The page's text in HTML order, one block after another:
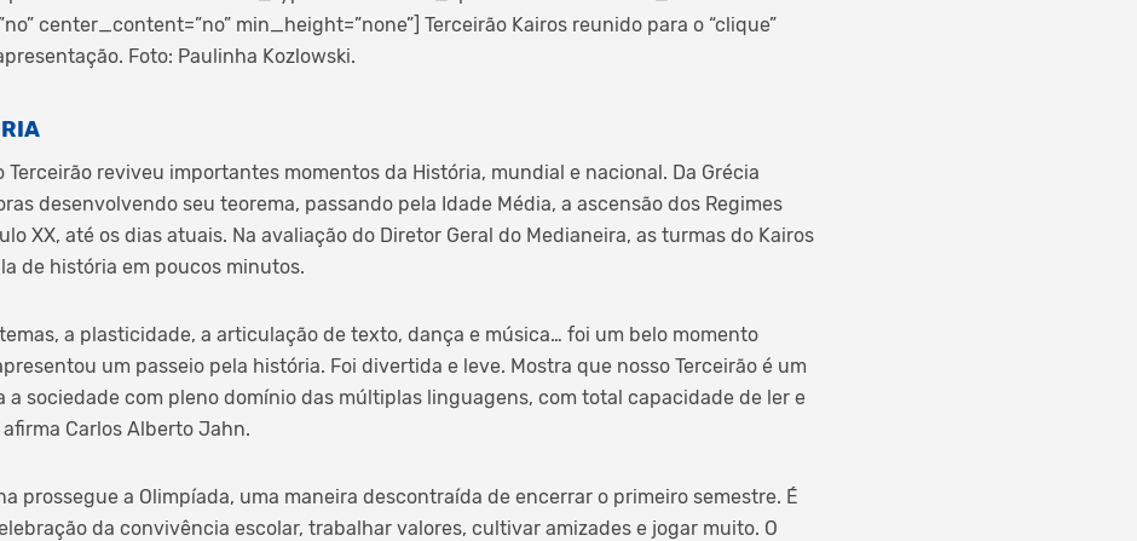
center_content=”no” min_height=”none”] Terceirão Kairos reunido para o “clique”
Foto: Paulinha Kozlowski.
Terceirão reviveu importantes momentos da História, mundial e nacional. Da Grécia
desenvolvendo seu teorema, passando pela Idade Média, a ascensão dos Regimes
XX, até os dias atuais. Na avaliação do Diretor Geral do Medianeira, as turmas do Kairos
de história em poucos minutos.
a plasticidade, a articulação de texto, dança e música… foi um belo momento
um passeio pela história. Foi divertida e leve. Mostra que nosso Terceirão é um
a sociedade com pleno domínio das múltiplas linguagens, com total capacidade de ler e
Carlos Alberto Jahn.
prossegue a Olimpíada, uma maneira descontraída de encerrar o primeiro semestre. É
da convivência escolar, trabalhar valores, cultivar amizades e jogar muito. O